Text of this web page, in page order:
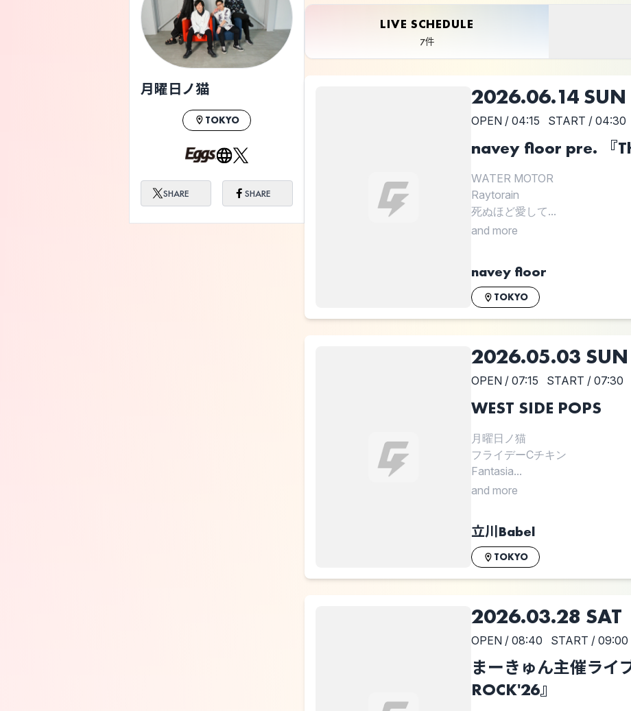
月曜日ノ猫
TOKYO
SHARE SHARE
LIVE SCHEDULE
7件
2026.06.14 SUN
OPEN / 04:15 START / 04:30
navey floor pre. 『
WATER MOTOR
Raytorain
死ぬほど愛して...
and more
navey floor
TOKYO
2026.05.03 SUN
OPEN / 07:15 START / 07:30
WEST SIDE POPS
月曜日ノ猫
フライデーCチキン
Fantasia...
and more
立川Babel
TOKYO
2026.03.28 SAT
OPEN / 08:40 START / 09:00
まーきゅん主催ライ
ROCK'26』